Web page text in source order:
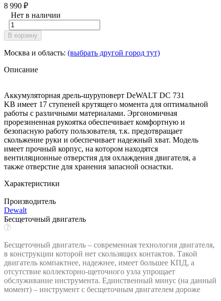
8 990 ₽
Нет в наличии
В корзину
Москва и область: (выбрать другой город тут)
Описание
Аккумуляторная дрель-шуруповерт DeWALT DC 731
KB имеет 17 ступеней крутящего момента для оптимальной
работы с различными материалами. Эргономичная
прорезиненная рукоятка обеспечивает комфортную и
безопасную работу пользователя, т.к. предотвращает
скольжение руки и обеспечивает надежный хват. Модель
имеет прочный корпус, на котором находятся
вентиляционные отверстия для охлаждения двигателя, а
также отверстие для хранения запасной оснастки.
Характеристики
Производитель
Dewalt
Бесщеточный двигатель
Бесщеточный двигатель – современная технология двигателя,
в конструкции которой нет скользящих контактов. Такой
двигатель компактнее, надежнее, имеет большее КПД, а
отсутствие коллекторно-щеточного узла упрощает
обслуживание инструмента. Единственный минус (на данный
момент) – инструмент с бесщеточным двигателем дороже